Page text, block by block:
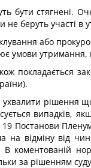
бути стягнені.
не беруть участі в
або
умови
покладається
ухвалити
випадків,
Постанови
відміну від
В коментованій
за рішенням